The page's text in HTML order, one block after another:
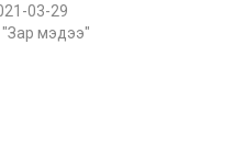
03-29
"Зар мэдээ"